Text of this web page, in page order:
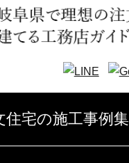
住宅の施工事例集